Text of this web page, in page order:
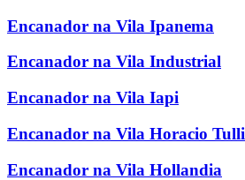
Encanador na Vila Ipanema
Encanador na Vila Industrial
Encanador na Vila Iapi
Encanador na Vila Horacio Tulli
Encanador na Vila Hollandia